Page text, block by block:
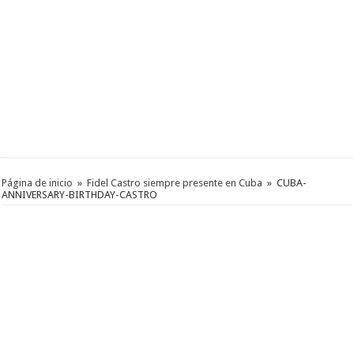
Página de inicio » Fidel Castro siempre presente en Cuba » CUBA-
ANNIVERSARY-BIRTHDAY-CASTRO